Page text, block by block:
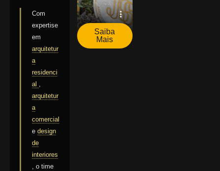
Com
expertise
em
arquitetur
a
residenci
al ,
arquitetur
a
comercial
e design
de
interiores
, o time
Saiba
Mais